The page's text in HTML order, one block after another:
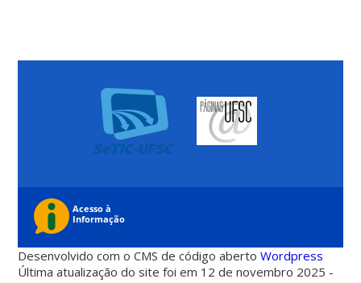
Desenvolvido com o CMS de código abertoWordpress
Última atualização do site foi em 12 de novembro 2025 -